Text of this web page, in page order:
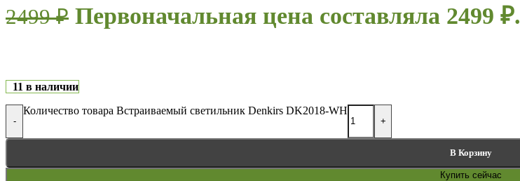
2499₽ Первоначальная цена составляла 2499 ₽.
11 в наличии
-
Количество товара Встраиваемый светильник Denkirs DK2018-WH
+
В Корзину
Купить сейчас